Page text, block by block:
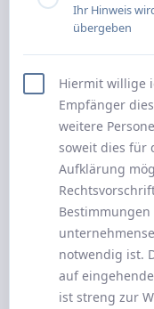
Ihr Hinweis
übergeben
Hiermit willige
Empfänger
weitere
soweit dies für
Aufklärung
notwendig ist.
auf
ist streng zur